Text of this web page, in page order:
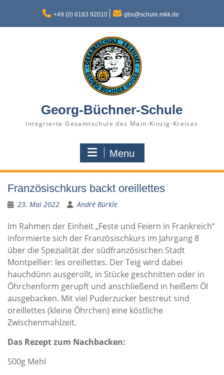
content
+49 (0) 6183 92010 gbs@schule.mkk.de
Georg-Büchner-Schule
Integrierte Gesamtschule des Main-Kinzig-Kreises
Menu
Französischkurs backt oreillettes
23. Mai 2022 André Bürkle
Im Rahmen der Einheit „Feste und Feiern in Frankreich“
informierte sich der Französischkurs im Jahrgang 8
über die Spezialität der südfranzösischen Stadt
Montpellier: les oreillettes. Der Teig wird dabei
hauchdünn ausgerollt, in Stücke geschnitten oder in
Öhrchenform gerupft und anschließend in heißem Öl
ausgebacken. Mit viel Puderzucker bestreut sind
oreillettes (kleine Öhrchen) eine köstliche
Zwischenmahlzeit.
Das Rezept zum Nachbacken:
500g Mehl